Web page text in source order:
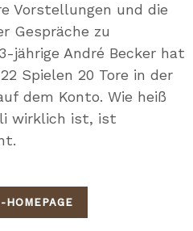
Vorstellungen und die
Gespräche zu
jährige André Becker hat
Spielen 20 Tore in der
dem Konto. Wie heiß
wirklich ist, ist
HOMEPAGE